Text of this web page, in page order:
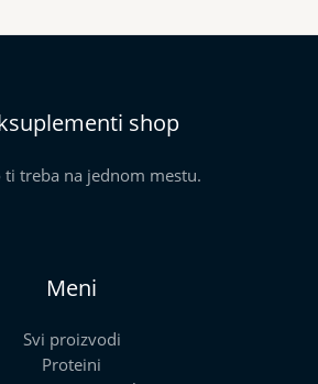
shop
ti treba na jednom mestu.
Meni
Svi proizvodi
Proteini